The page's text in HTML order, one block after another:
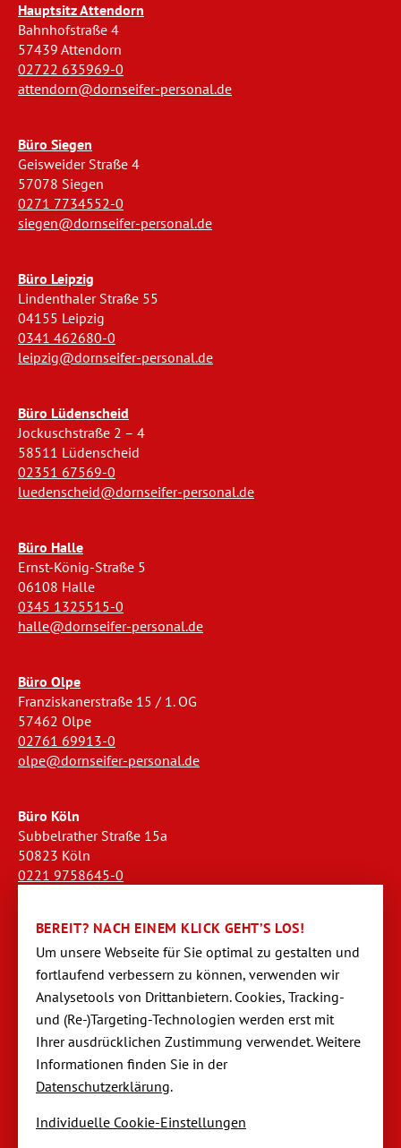
Hauptsitz Attendorn
Bahnhofstraße 4
57439 Attendorn
02722 635969-0
attendorn@dornseifer-personal.de
Büro Siegen
Geisweider Straße 4
57078 Siegen
0271 7734552-0
siegen@dornseifer-personal.de
Büro Leipzig
Lindenthaler Straße 55
04155 Leipzig
0341 462680-0
leipzig@dornseifer-personal.de
Büro Lüdenscheid
Jockuschstraße 2 – 4
58511 Lüdenscheid
02351 67569-0
luedenscheid@dornseifer-personal.de
Büro Halle
Ernst-König-Straße 5
06108 Halle
0345 1325515-0
halle@dornseifer-personal.de
Büro Olpe
Franziskanerstraße 15 / 1. OG
57462 Olpe
02761 69913-0
olpe@dornseifer-personal.de
Büro Köln
Subbelrather Straße 15a
50823 Köln
0221 9758645-0
Büro Stendal
Westwall 18
39576 Stendal
03931 520944-0
stendal@dornseifer-personal.de
BEREIT? NACH EINEM KLICK GEHT’S LOS!
Um unsere Webseite für Sie optimal zu gestalten und
fortlaufend verbessern zu können, verwen­den wir
Analysetools von Dritt­anbietern. Cookies, Tracking-
und (Re-)Targeting-Techno­logien werden erst mit
Ihrer ausdrücklichen Zustimmung verwendet. Weitere
Informationen finden Sie in der
Datenschutzerklärung.
Individuelle Cookie-Einstellungen